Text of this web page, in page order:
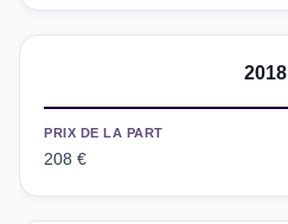
2018
PRIX DE LA PART
208 €